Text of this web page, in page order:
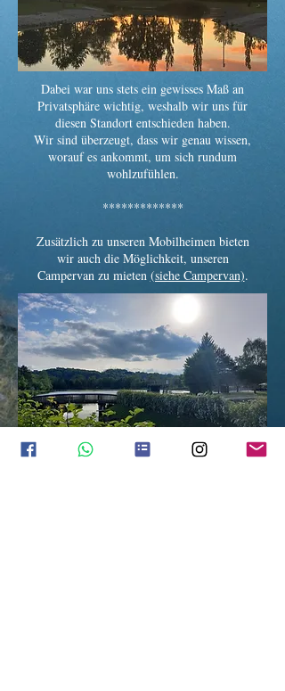
Dabei war uns stets ein gewisses Maß an
Privatsphäre wichtig, weshalb wir uns für
diesen Standort entschieden haben.
Wir sind überzeugt, dass wir genau wissen,
worauf es ankommt, um sich rundum
wohlzufühlen.
*************
Zusätzlich zu unseren Mobilheimen bieten
wir auch die Möglichkeit, unseren
Campervan zu mieten (siehe Campervan).